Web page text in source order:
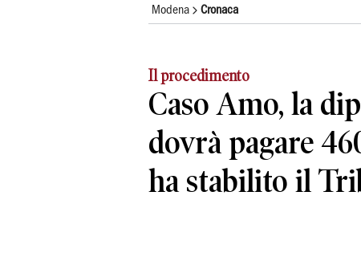
Modena Cronaca
Il procedimento
Caso Amo, la
dovrà pagare
ha stabilito il